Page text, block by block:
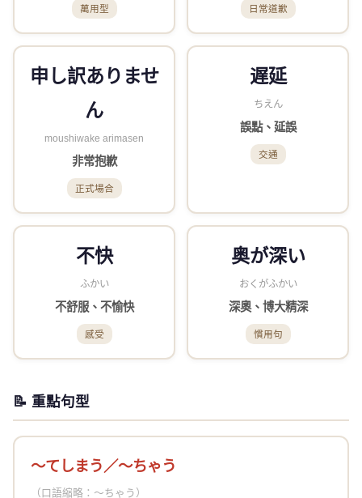
萬用型 日常道歉
申し訳ありませ
ん
moushiwake arimasen
非常抱歉
正式場合
遅延
ちえん
誤點、延誤
交通
不快
ふかい
不舒服、不愉快
感受
奥が深い
おくがふかい
深奧、博大精深
慣用句
📝 重點句型
〜てしまう／〜ちゃう
（口語縮略：〜ちゃう）